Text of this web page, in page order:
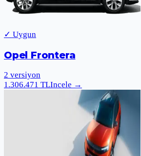
✓ Uygun
Opel Frontera
2 versiyon
1.306.471 TLIncele →